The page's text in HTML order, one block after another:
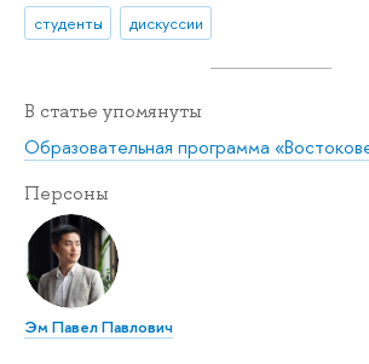
студенты дискуссии
В статье упомянуты
Образовательная программа
Персоны
Эм Павел Павлович